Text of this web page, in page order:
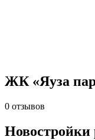
ЖК «Яуза
0 отзывов